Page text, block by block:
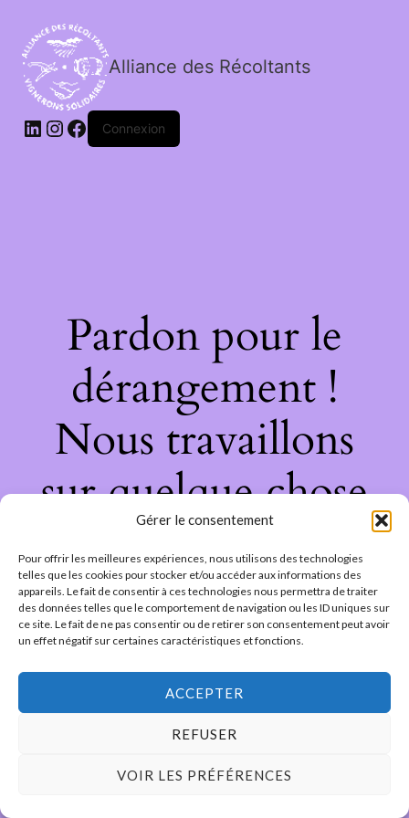
Gérer le consentement
Pour offrir les meilleures expériences, nous utilisons des technologies
telles que les cookies pour stocker et/ou accéder aux informations des
appareils. Le fait de consentir à ces technologies nous permettra de traiter
des données telles que le comportement de navigation ou les ID uniques sur
ce site. Le fait de ne pas consentir ou de retirer son consentement peut avoir
un effet négatif sur certaines caractéristiques et fonctions.
ACCEPTER
REFUSER
VOIR LES PRÉFÉRENCES
Alliance des Récoltants
Connexion
Pardon pour le
dérangement !
Nous travaillons
sur quelque chose
de fantastique –
revenez bientôt !